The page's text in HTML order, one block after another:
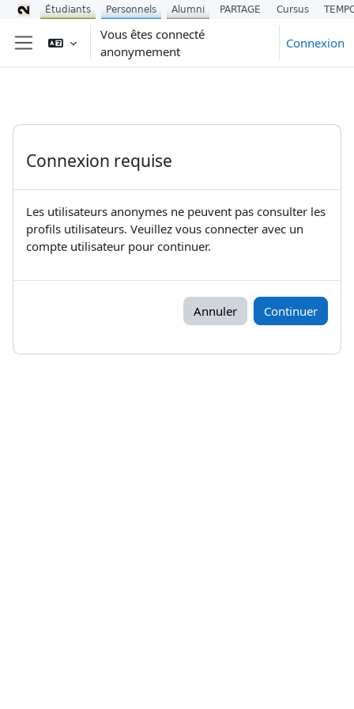
Passer au contenu principal
Panneau latéral
Vous êtes connecté
anonymement
Connexion
Connexion requise
Les utilisateurs anonymes ne peuvent pas consulter les
profils utilisateurs. Veuillez vous connecter avec un
compte utilisateur pour continuer.
Annuler Continuer
Étudiants Personnels Alumni PARTAGE Cursus